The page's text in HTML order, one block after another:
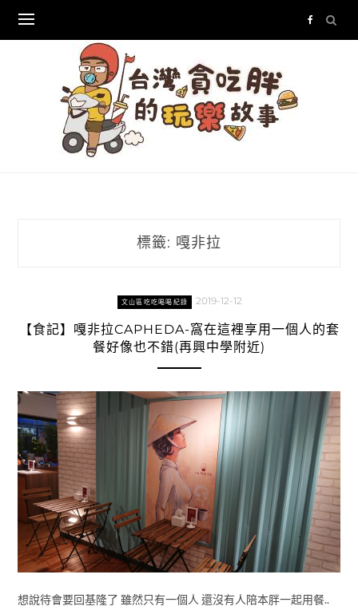
content
標籤: 嘎非拉
文山區吃吃喝喝紀錄 2019-12-12
【食記】嘎非拉CAPHEDA-窩在這裡享用一個人的套
餐好像也不錯(再興中學附近)
想說待會要回基隆了 雖然只有一個人 還沒有人陪本胖一起用餐..